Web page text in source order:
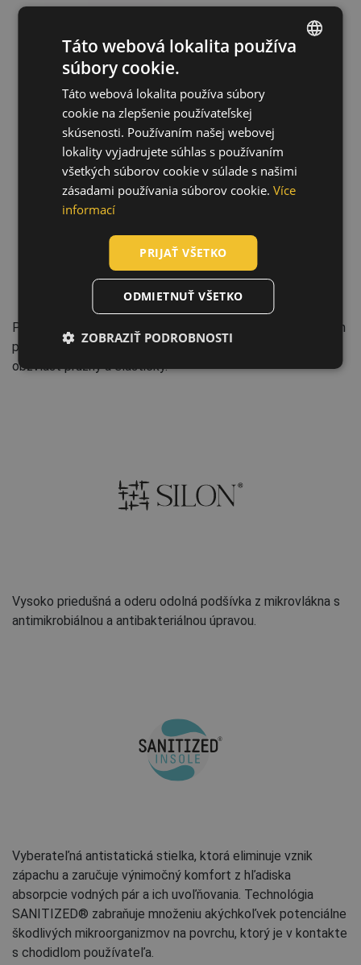
Technológia
Pravá koža charakterizovaná bezchybným hustým útkovým
povrchom, ktorý je vďaka rôznym fázam spracovania
obzvlášť pružný a elastický.
Vysoko priedušná a oderu odolná podšívka z mikrovlákna s
antimikrobiálnou a antibakteriálnou úpravou.
Vyberateľná antistatická stielka, ktorá eliminuje vznik
zápachu a zaručuje výnimočný komfort z hľadiska
absorpcie vodných pár a ich uvoľňovania. Technológia
SANITIZED® zabraňuje množeniu akýchkoľvek potenciálne
škodlivých mikroorganizmov na povrchu, ktorý je v kontakte
s chodidlom používateľa.
CZECH
SLOVAK
ROMANIAN
LATVIAN
SPANISH
Táto webová lokalita používa
súbory cookie.
Táto webová lokalita používa súbory
cookie na zlepšenie používateľskej
skúsenosti. Používaním našej webovej
lokality vyjadrujete súhlas s používaním
všetkých súborov cookie v súlade s našimi
zásadami používania súborov cookie. Více
informací
PRIJAŤ VŠETKO
ODMIETNUŤ VŠETKO
ZOBRAZIŤ PODROBNOSTI